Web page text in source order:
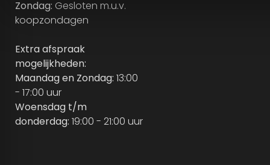
Zondag: Gesloten m.u.v.
koopzondagen
Extra afspraak
mogelijkheden:
Maandag en Zondag: 13:00
- 17:00 uur
Woensdag t/m
donderdag: 19:00 - 21:00 uur